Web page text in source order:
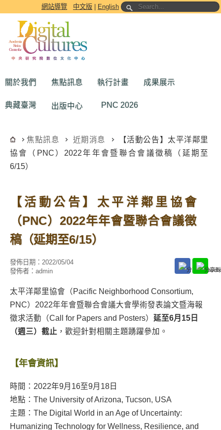
跳到主要內容區塊網站導覽 中文版 English
關於我們 焦點訊息 執行計畫 成果展示
典藏臺灣 出版中心 PNC 2026
焦點訊息 近期消息
【活動公告】太平洋鄰里
協會（PNC）2022年年會暨聯合會議徵稿（延期至
6/15）
【活動公告】太平洋鄰里協會
（PNC）2022年年會暨聯合會議徵
稿（延期至6/15）
發佈日期： 2022/05/04
發佈者： admin
太平洋鄰里協會（Pacific Neighborhood Consortium,
PNC）2022年年會暨聯合會議大會學術發表論文暨海報
徵求活動（Call for Papers and Posters） 延至6月15日
（週三）截止 ，歡迎針對相關主題踴躍參加。
【年會資訊】
時間：2022年9月16至9月18日
地點：The University of Arizona, Tucson, USA
主題：The Digital World in an Age of Uncertainty:
Humanizing Technology for Wellness, Resilience, and